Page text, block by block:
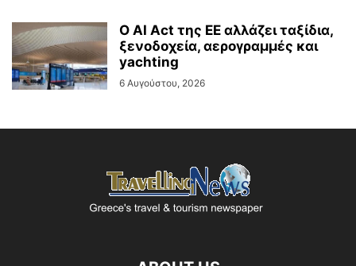
Ο AI Act της ΕΕ αλλάζει ταξίδια,
ξενοδοχεία, αερογραμμές και
yachting
6 Αυγούστου, 2026